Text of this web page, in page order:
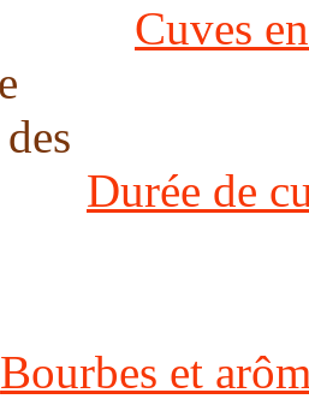
Cuves
Durée de
Bourbes et